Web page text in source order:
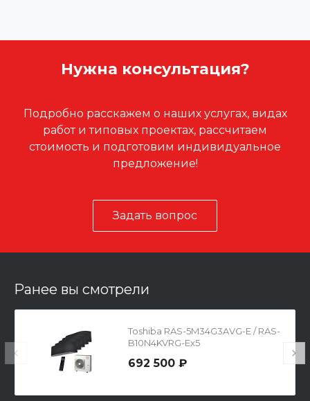
Нужна консультация?
Подробно расскажем о наших услугах, видах
работ и типовых проектах, рассчитаем
стоимость и подготовим индивидуальное
предложение!
Задать вопрос
Ранее вы смотрели
Toshiba RAS-5M34G3AVG-E / RAS-
B10N4KVRG-Ex5
692 500 ₽